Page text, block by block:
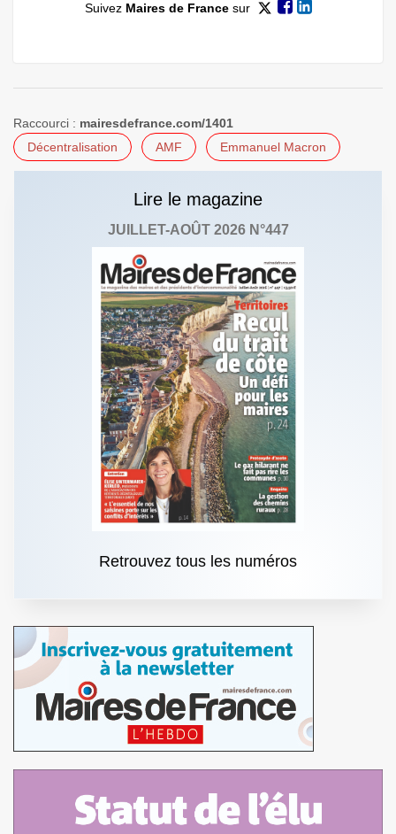
Suivez Maires de Francesur
Raccourci : mairesdefrance.com/1401
Décentralisation
AMF Emmanuel Macron
Lire le magazine
JUILLET-AOÛT 2026 N°447
Retrouvez tous les numéros